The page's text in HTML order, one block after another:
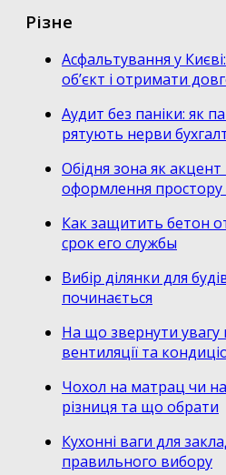
Різне
Асфальтування у
об’єкт і отримати
Аудит без паніки: як
рятують нерви
Обідня зона як акцент
оформлення простору
Как защитить бетон
срок его службы
Вибір ділянки для
починається
На що звернути увагу
вентиляції та
Чохол на матрац чи
різниця та що обрати
Кухонні ваги для
правильного вибору